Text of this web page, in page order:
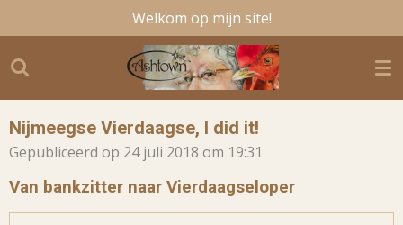
direct
naar
hoofdinhoud
Welkom op mijn site!
Nijmeegse Vierdaagse, I did it!
Gepubliceerd op 24 juli 2018 om 19:31
Van bankzitter naar Vierdaagseloper